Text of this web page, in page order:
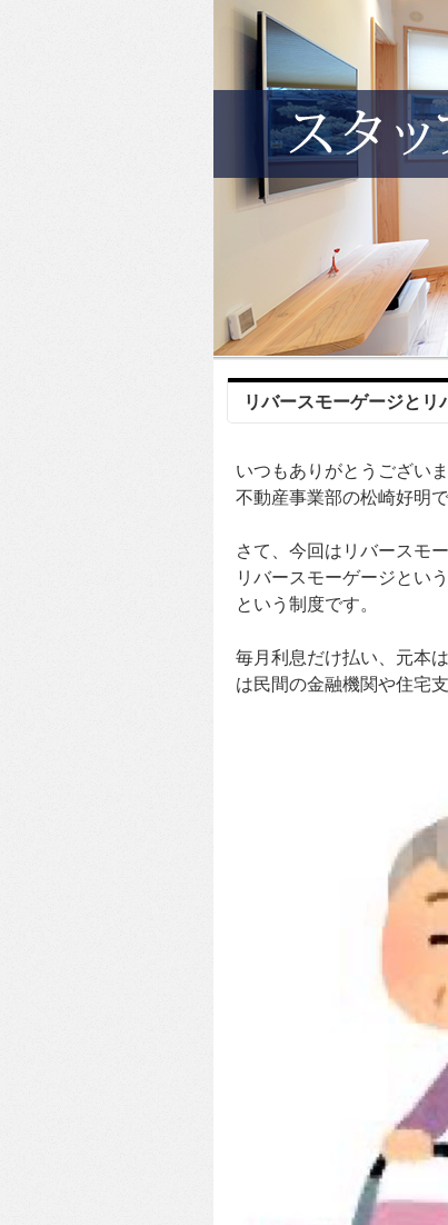
リバースモーゲージとリ
いつもありがとうございま
不動産事業部の松崎好明で
さて、今回はリバースモ
リバースモーゲージとい
という制度です。
毎月利息だけ払い、元本
は民間の金融機関や住宅